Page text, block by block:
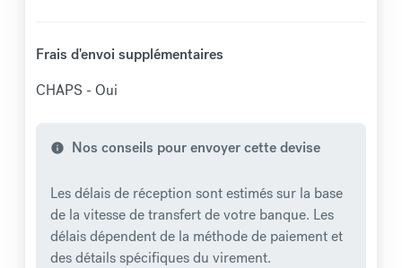
Frais d'envoi supplémentaires
CHAPS - Oui
info Nos conseils pour envoyer cette devise
Les délais de réception sont estimés sur la base
de la vitesse de transfert de votre banque. Les
délais dépendent de la méthode de paiement et
des détails spécifiques du virement.